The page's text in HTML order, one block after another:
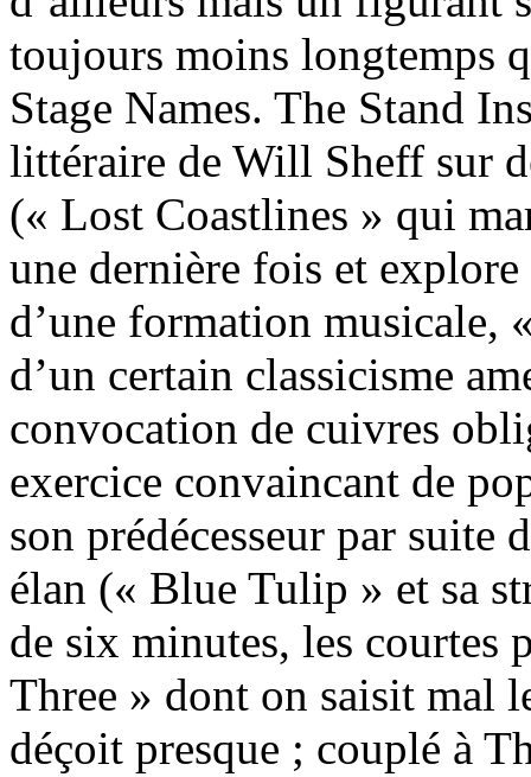
toujours moins longtemps
Stage Names. The Stand
littéraire de Will Sheff sur
(« Lost Coastlines » qui
une dernière fois et
d’une formation musicale,
d’un certain classicisme
convocation de cuivres
exercice convaincant de
son prédécesseur par suite
élan (« Blue Tulip » et sa
de six minutes, les courtes
Three » dont on saisit mal
déçoit presque ; couplé à